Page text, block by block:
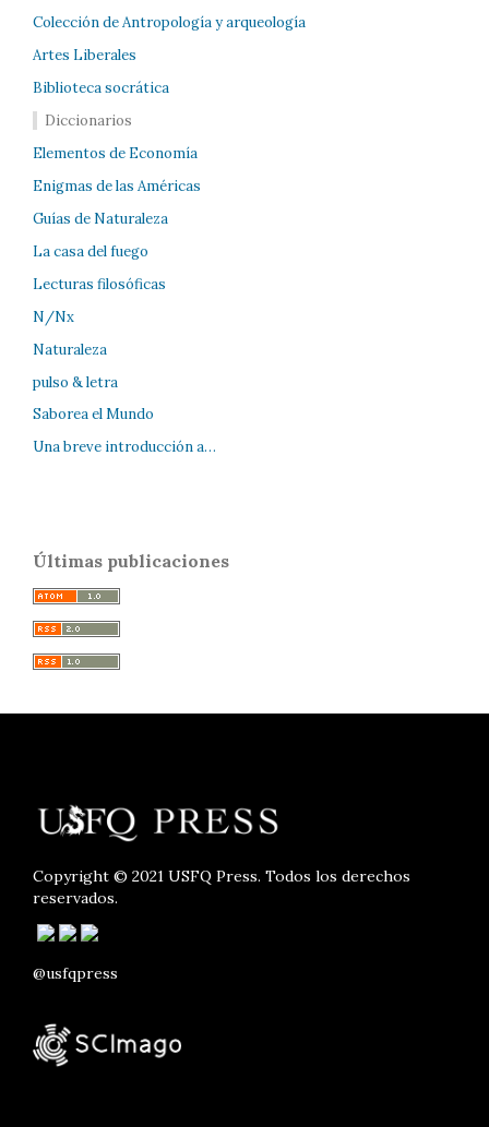
Colección de Antropología y arqueología
Artes Liberales
Biblioteca socrática
Diccionarios
Elementos de Economía
Enigmas de las Américas
Guías de Naturaleza
La casa del fuego
Lecturas filosóficas
N/Nx
Naturaleza
pulso & letra
Saborea el Mundo
Una breve introducción a…
Últimas publicaciones
Copyright © 2021 USFQ Press. Todos los derechos
reservados.
@usfqpress